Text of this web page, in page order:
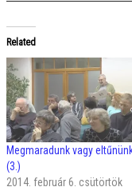
Related
Megmaradunk vagy
(3.)
2014. február 6. csütörtök